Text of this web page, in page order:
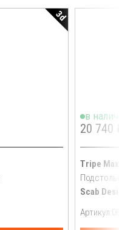
3d
в
20 740
Tripe
Scab
Артикул: